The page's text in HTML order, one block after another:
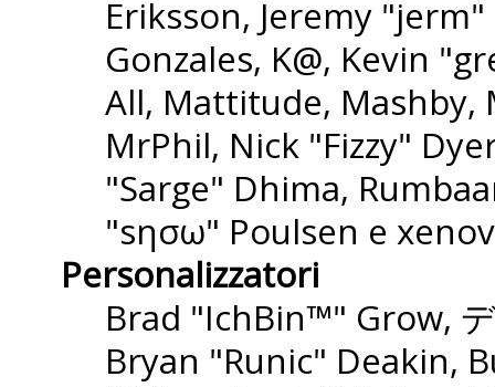
Eriksson, Jeremy
Gonzales, K@, Kevin
All, Mattitude, Mashby,
MrPhil, Nick "Fizzy"
"Sarge" Dhima,
"sησω" Poulsen e
Personalizzatori
Brad "IchBin™" Grow,
Bryan "Runic" Deakin,